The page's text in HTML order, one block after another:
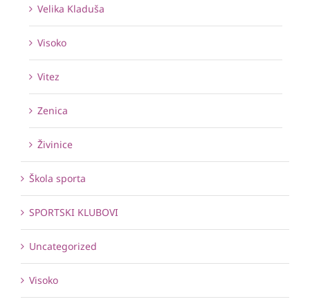
Velika Kladuša
Visoko
Vitez
Zenica
Živinice
Škola sporta
SPORTSKI KLUBOVI
Uncategorized
Visoko